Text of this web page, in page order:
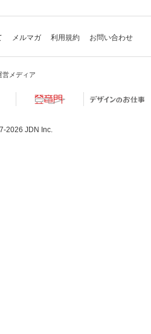
メルマガ 利用規約 お問い合わせ
営メディア
2026 JDN Inc.